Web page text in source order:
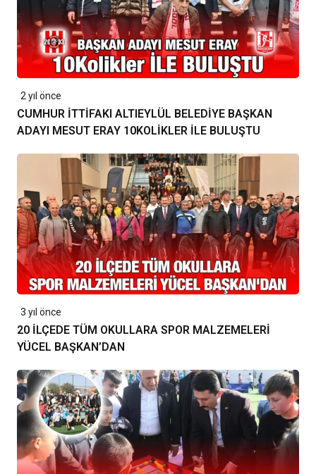
2 yıl önce
CUMHUR İTTİFAKI ALTIEYLÜL BELEDİYE BAŞKAN
ADAYI MESUT ERAY 10KOLİKLER İLE BULUŞTU
3 yıl önce
20 İLÇEDE TÜM OKULLARA SPOR MALZEMELERİ
YÜCEL BAŞKAN’DAN